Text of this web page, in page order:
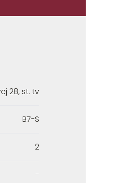
28, st. tv
B7-S
2
-